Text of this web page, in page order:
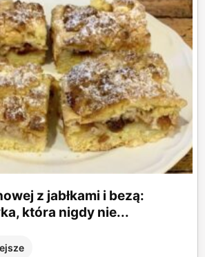
z jabłkami i bezą:
która nigdy nie...